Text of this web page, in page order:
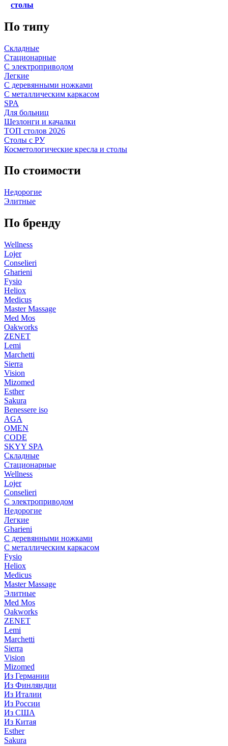
столы
По типу
Складные
Стационарные
С электроприводом
Легкие
С деревянными ножками
С металлическим каркасом
SPA
Для больниц
Шезлонги и качалки
ТОП столов 2026
Столы с РУ
Косметологические кресла и столы
По стоимости
Недорогие
Элитные
По бренду
Wellness
Lojer
Conselieri
Gharieni
Fysio
Heliox
Medicus
Master Massage
Med Mos
Oakworks
ZENET
Lemi
Marchetti
Sierra
Vision
Mizomed
Esther
Sakura
Benessere iso
AGA
OMEN
CODE
SKYY SPA
Складные
Стационарные
Wellness
Lojer
Conselieri
С электроприводом
Недорогие
Легкие
Gharieni
С деревянными ножками
С металлическим каркасом
Fysio
Heliox
Medicus
Master Massage
Элитные
Med Mos
Oakworks
ZENET
Lemi
Marchetti
Sierra
Vision
Mizomed
Из Германии
Из Финляндии
Из Италии
Из России
Из США
Из Китая
Esther
Sakura